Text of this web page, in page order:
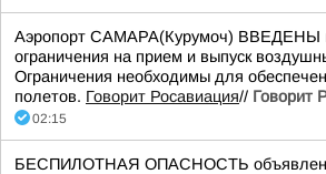
Аэропорт САМАРА(Курумоч) ВВЕДЕНЫ
ограничения на прием и выпуск
Ограничения необходимы для
полетов. Говорит Росавиация// Говорит
02:15
БЕСПИЛОТНАЯ ОПАСНОСТЬ